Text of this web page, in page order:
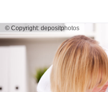
© Copyright: depositphotos